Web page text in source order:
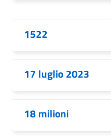
1522
17 luglio 2023
18 milioni